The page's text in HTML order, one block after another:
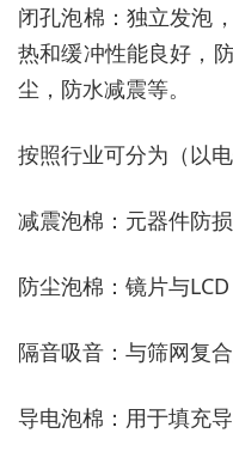
闭孔泡棉：独立发泡
热和缓冲性能良好，
尘，防水减震等。
按照行业可分为（以
减震泡棉：元器件防
防尘泡棉：镜片与
隔音吸音：与筛网复
导电泡棉：用于填充